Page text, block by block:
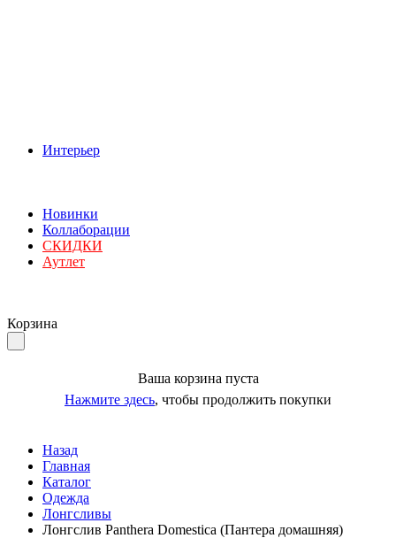
Интерьер
Новинки
Коллаборации
СКИДКИ
Аутлет
Корзина
Ваша корзина пуста
Нажмите здесь, чтобы продолжить покупки
Назад
Главная
Каталог
Одежда
Лонгсливы
Лонгслив Panthera Domestica (Пантера домашняя)